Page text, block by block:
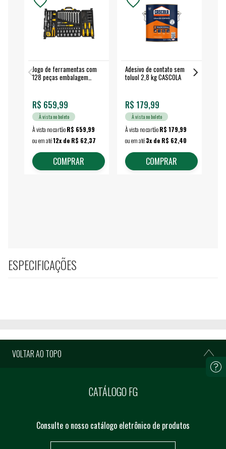
Jogo de ferramentas com
128 peças embalagem
R$ 659,99
À vista no boleto
À vista no cartãoR$ 659,99
ou em até12x de R$ 62,37
COMPRAR
Adesivo de contato sem
toluol 2,8 kg CASCOLA
R$ 179,99
À vista no boleto
À vista no cartãoR$ 179,99
ou em até3x de R$ 62,40
COMPRAR
ESPECIFICAÇÕES
VOLTAR AO TOPO
CATÁLOGO FG
Consulte o nosso catálogo eletrônico de produtos